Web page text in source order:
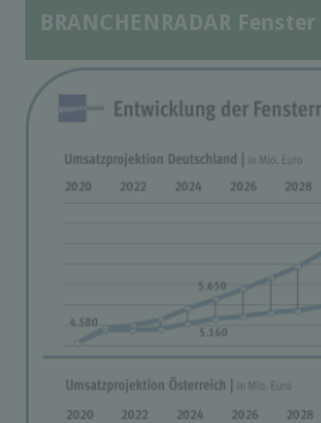
BRANCHENRADAR